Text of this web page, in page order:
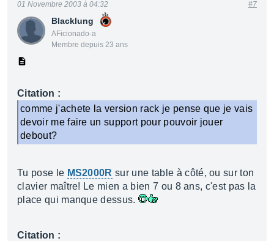
Blacklung
AFicionado·a
Membre depuis 23 ans
01 Novembre 2003 à 04:32 #7
Citation :
comme j'achete la version rack je pense que je vais
devoir me faire un support pour pouvoir jouer
debout?
Tu pose le MS2000R sur une table à côté, ou sur ton
clavier maître! Le mien a bien 7 ou 8 ans, c'est pas la
place qui manque dessus.
Citation :